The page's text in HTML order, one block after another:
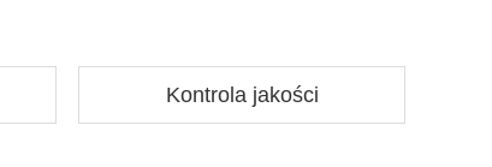
Kontrola jakości